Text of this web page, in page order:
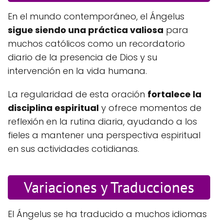
En el mundo contemporáneo, el Ángelus
sigue siendo una práctica valiosa para
muchos católicos como un recordatorio
diario de la presencia de Dios y su
intervención en la vida humana.
La regularidad de esta oración fortalece la
disciplina espiritual y ofrece momentos de
reflexión en la rutina diaria, ayudando a los
fieles a mantener una perspectiva espiritual
en sus actividades cotidianas.
Variaciones y Traducciones
El Ángelus se ha traducido a muchos idiomas